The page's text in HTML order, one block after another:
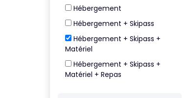
5*
Villa
Hébergement
Hébergement + Skipass
Hébergement + Skipass +
Matériel
Hébergement + Skipass +
Matériel + Repas